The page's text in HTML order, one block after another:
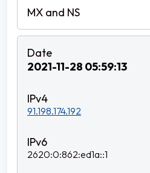
2021-11-28 05:59:13
91.198.174.192
2620:0:862:ed1a::1